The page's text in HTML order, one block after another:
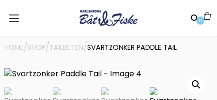
0
HOME/SHOP/TAILBETEN/SVARTZONKER PADDLE TAIL